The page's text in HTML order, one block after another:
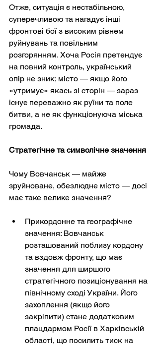
Отже, ситуація є нестабільною,
суперечливою та нагадує інші
фронтові бої з високим рівнем
руйнувань та повільним
розгорянням. Хоча Росія претендує
на повний контроль, український
опір не зник; місто — якщо його
«утримує» якась зі сторін — зараз
існує переважно як руїни та поле
битви, а не як функціонуюча міська
громада.
Стратегічне та символічне значення
Чому Вовчанськ — майже
зруйноване, обезлюдне місто — досі
має таке велике значення?
Прикордонне та географічне
значення: Вовчанськ
розташований поблизу кордону
та вздовж фронту, що має
значення для ширшого
стратегічного позиціонування на
північному сході України. Його
захоплення (якщо його
закріпити) стане додатковим
плацдармом Росії в Харківській
області, що посилить тиск на